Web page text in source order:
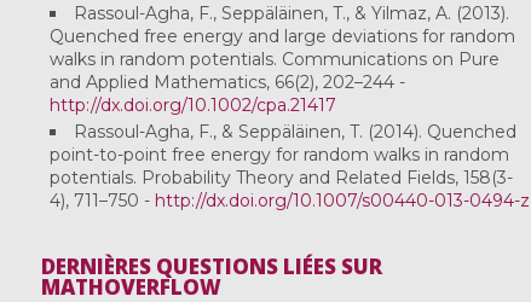
Rassoul-Agha, F., Seppäläinen, T., & Yilmaz, A. (2013).
Quenched free energy and large deviations for random
walks in random potentials. Communications on Pure
and Applied Mathematics, 66(2), 202–244 -
http://dx.doi.org/10.1002/cpa.21417
Rassoul-Agha, F., & Seppäläinen, T. (2014). Quenched
point-to-point free energy for random walks in random
potentials. Probability Theory and Related Fields, 158(3-
4), 711–750 - http://dx.doi.org/10.1007/s00440-013-0494-z
DERNIÈRES QUESTIONS LIÉES SUR
MATHOVERFLOW